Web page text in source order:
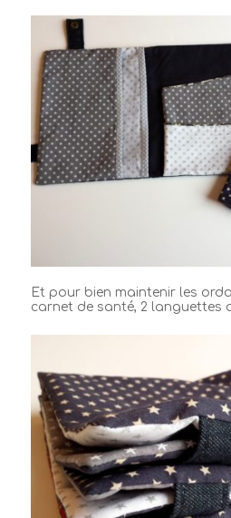
Et pour bien maintenir les
carnet de santé, 2 languettes